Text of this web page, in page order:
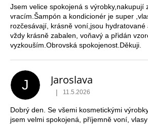
Jsem velice spokojená s výrobky,nakupují
vracím.Šampón a kondicionér je super
rozčesávají, krásně voní,jsou
vždy krásně zabalen, voňavý a přidán
vyzkouším.Obrovská spokojenost.Děkuji.
J Jaroslava
Hodnocení obchodu je 5 z 5
| 11.5.2026
Dobrý den. Se všemi kosmetickými
jsem velmi spokojená, příjemně voní,